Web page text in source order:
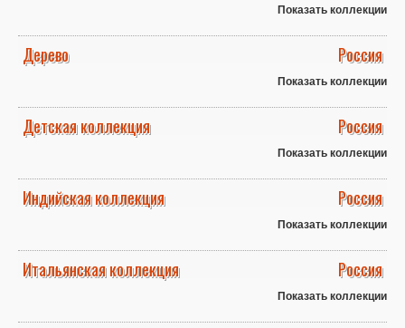
Показать коллекции
Дерево Россия
Показать коллекции
Детская коллекция Россия
Показать коллекции
Индийская коллекция Россия
Показать коллекции
Итальянская коллекция Россия
Показать коллекции